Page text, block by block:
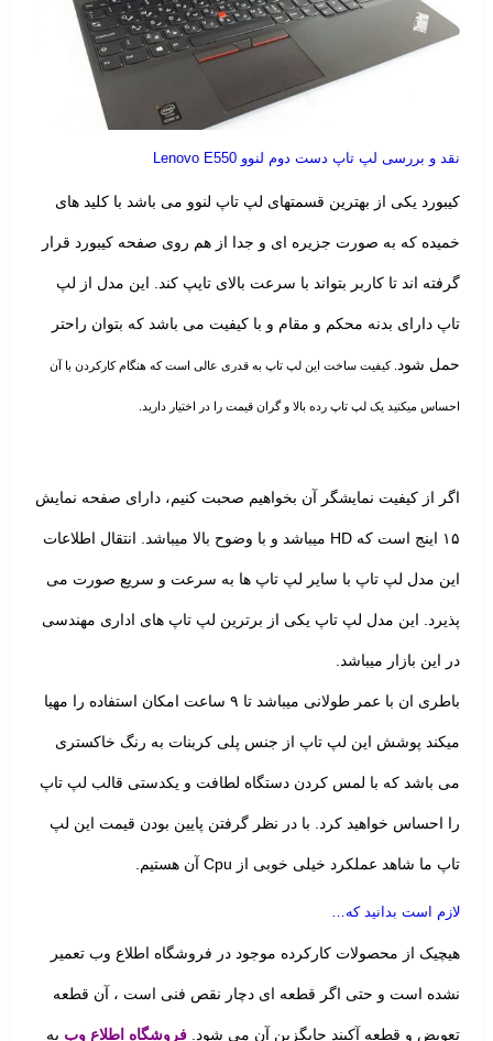
نقد و بررسی لپ تاپ دست دوم لنوو Lenovo E550
کیبورد یکی از بهترین قسمتهای لپ تاپ لنوو می باشد با کلید های
خمیده که به صورت جزیره ای و جدا از هم روی صفحه کیبورد قرار
گرفته اند تا کاربر بتواند با سرعت بالای تایپ کند. این مدل از لپ
تاپ دارای بدنه محکم و مقام و با کیفیت می باشد که بتوان راحتر
حمل شود. کیفیت ساخت این لپ تاپ به قدری عالی است که هنگام کارکردن با آن
احساس میکنید یک لپ تاپ رده بالا و گران قیمت را در اختیار دارید.
اگر از کیفیت نمایشگر آن بخواهیم صحبت کنیم، دارای صفحه نمایش
۱۵ اینج است که HD میباشد و با وضوح بالا میباشد. انتقال اطلاعات
این مدل لپ تاپ با سایر لپ تاپ ها به سرعت و سریع صورت می
پذیرد. این مدل لپ تاپ یکی از برترین لپ تاپ های اداری مهندسی
در این بازار میباشد.
باطری ان با عمر طولانی میباشد تا ۹ ساعت امکان استفاده را مهیا
میکند پوشش این لپ تاپ از جنس پلی کربنات به رنگ خاکستری
می باشد که با لمس کردن دستگاه لطافت و یکدستی قالب لپ تاپ
را احساس خواهید کرد. با در نظر گرفتن پایین بودن قیمت این لپ
تاپ ما شاهد عملکرد خیلی خوبی از Cpu آن هستیم.
لازم است بدانید که…
هیچیک از محصولات کارکرده موجود در فروشگاه اطلاع وب تعمیر
نشده است و حتی اگر قطعه ای دچار نقص فنی است ، آن قطعه
تعویض و قطعه آکبند جایگزین آن می شود. فروشگاه اطلاع وب به